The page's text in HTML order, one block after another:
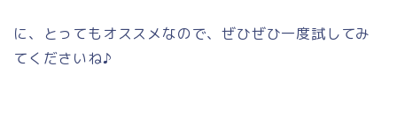
に、とってもオススメなので、ぜひぜひ一度試してみ
てくださいね♪